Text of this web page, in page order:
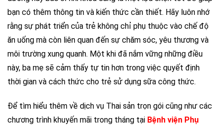
bạn có thêm thông tin và kiến thức cần thiết. Hãy luôn nhớ
rằng sự phát triển của trẻ không chỉ phụ thuộc vào chế độ
ăn uống mà còn liên quan đến sự chăm sóc, yêu thương và
môi trường xung quanh. Một khi đã nắm vững những điều
này, ba mẹ sẽ cảm thấy tự tin hơn trong việc quyết định
thời gian và cách thức cho trẻ sử dụng sữa công thức.
Để tìm hiểu thêm về dịch vụ Thai sản trọn gói cũng như các
chương trình khuyến mãi trong tháng tại Bệnh viện Phụ